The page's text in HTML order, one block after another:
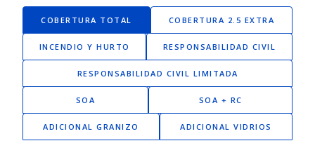
COBERTURA TOTAL COBERTURA 2.5 EXTRA
INCENDIO Y HURTO RESPONSABILIDAD CIVIL
RESPONSABILIDAD CIVIL LIMITADA
SOA SOA + RC
ADICIONAL GRANIZO ADICIONAL VIDRIOS